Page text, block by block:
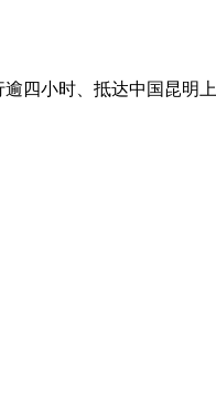
四小时、抵达中国昆明